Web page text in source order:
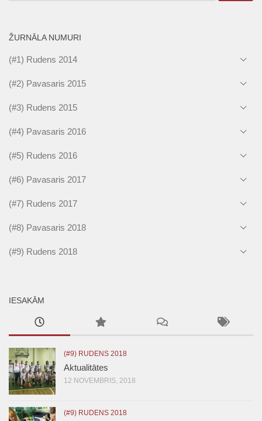
ŽURNĀLA NUMURI
(#1) Rudens 2014
(#2) Pavasaris 2015
(#3) Rudens 2015
(#4) Pavasaris 2016
(#5) Rudens 2016
(#6) Pavasaris 2017
(#7) Rudens 2017
(#8) Pavasaris 2018
(#9) Rudens 2018
IESAKĀM
(#9) RUDENS 2018
Aktualitātes
12 NOVEMBRIS, 2018
(#9) RUDENS 2018